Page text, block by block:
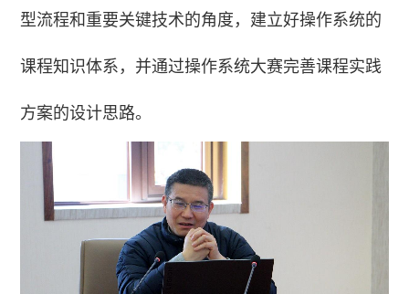
型流程和重要关键技术的角度，建立好操作系统的
课程知识体系，并通过操作系统大赛完善课程实践
方案的设计思路。